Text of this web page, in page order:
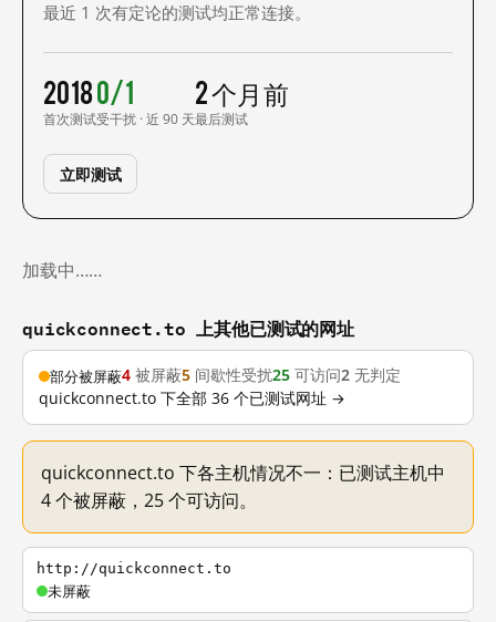
最近 1 次有定论的测试均正常连接。
2018
首次测试
0/1
受干扰 · 近 90 天
2 个月前
最后测试
立即测试
加载中……
quickconnect.to 上其他已测试的网址
部分被屏蔽4 被屏蔽5 间歇性受扰25 可访问2 无判定
quickconnect.to 下全部 36 个已测试网址 →
quickconnect.to 下各主机情况不一：已测试主机中
4 个被屏蔽，25 个可访问。
http://quickconnect.to
未屏蔽